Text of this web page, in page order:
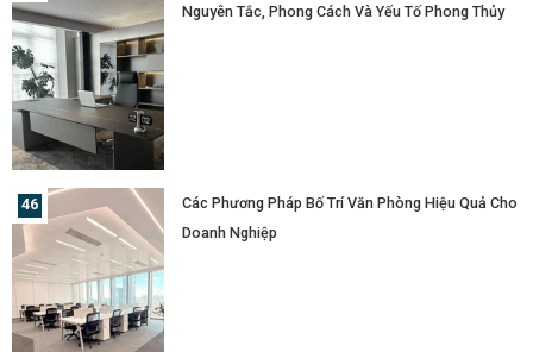
Nguyên Tắc, Phong Cách Và Yếu Tố Phong Thủy
Các Phương Pháp Bố Trí Văn Phòng Hiệu Quả Cho
Doanh Nghiệp